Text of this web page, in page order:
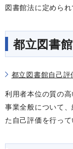
図書館法に定めら
都立図書
都立図書館自己評
利用者本位の質の
事業全般について
た自己評価を行って